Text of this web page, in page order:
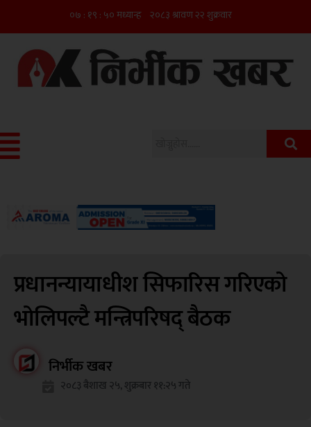
प्रधानन्यायाधीश सिफारिस गरिएको
भोलिपल्टै मन्त्रिपरिषद् बैठक
निर्भीक खबर
२०८३ बैशाख २५, शुक्रबार ११:२५ गते